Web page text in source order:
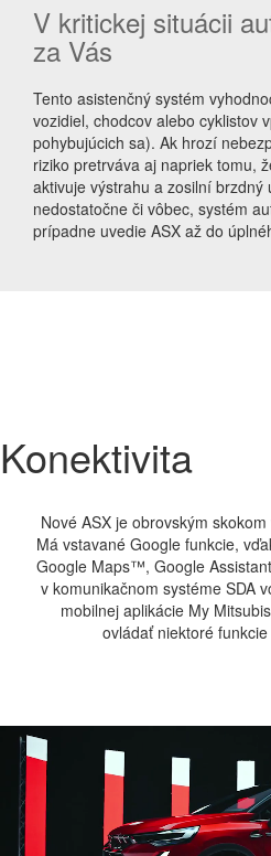
V kritickej situácii
za Vás
Tento asistenčný systém
vozidiel, chodcov alebo cyklistov
pohybujúcich sa). Ak hrozí
riziko pretrváva aj napriek tomu,
aktivuje výstrahu a zosilní brzdný
nedostatočne či vôbec, systém
prípadne uvedie ASX až do
Konektivita
Nové ASX je obrovským
Má vstavané Google funkcie,
Google Maps™, Google
v komunikačnom systéme SDA
mobilnej aplikácie My
ovládať niektoré